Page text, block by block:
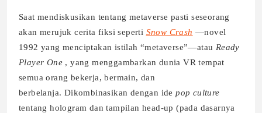
Saat mendiskusikan tentang metaverse pasti seseorang
akan merujuk cerita fiksi seperti Snow Crash —novel
1992 yang menciptakan istilah “metaverse”—atau Ready
Player One , yang menggambarkan dunia VR tempat
semua orang bekerja, bermain, dan
berbelanja. Dikombinasikan dengan idepop culture
tentang hologram dan tampilan head-up (pada dasarnya